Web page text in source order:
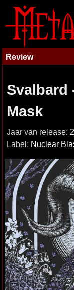
Review
Svalbard
Mask
Jaar van release:
Label: Nuclear